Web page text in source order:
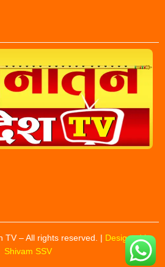
TV – All rights reserved. | Designed by
Shivam SSV